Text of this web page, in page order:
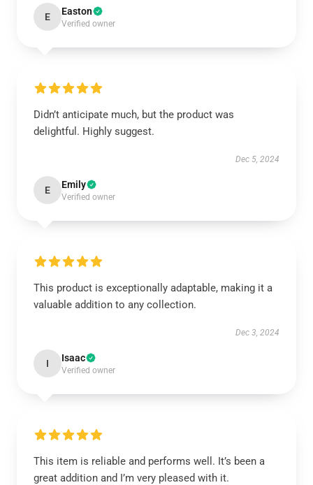
E Easton
Verified owner
Didn’t anticipate much, but the product was
delightful. Highly suggest.
Dec 5, 2024
E Emily
Verified owner
This product is exceptionally adaptable, making it a
valuable addition to any collection.
Dec 3, 2024
I Isaac
Verified owner
This item is reliable and performs well. It’s been a
great addition and I’m very pleased with it.